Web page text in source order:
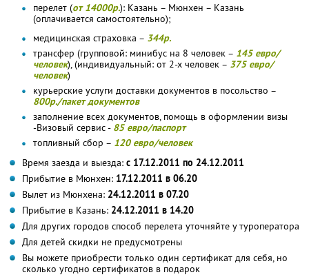
перелет (от 14000р.): Казань – Мюнхен – Казань
(оплачивается самостоятельно);
медицинская страховка – 344р.
трансфер (групповой: минибус на 8 человек – 145 евро/
человек), (индивидуальный: от 2-х человек – 375 евро/
человек)
курьерские услуги доставки документов в посольство –
800р./пакет документов
заполнение всех документов, помощь в оформлении визы
-Визовый сервис - 85 евро/паспорт
топливный сбор – 120 евро/человек
Время заезда и выезда: с 17.12.2011 по 24.12.2011
Прибытие в Мюнхен: 17.12.2011 в 06.20
Вылет из Мюнхена: 24.12.2011 в 07.20
Прибытие в Казань: 24.12.2011 в 14.20
Для других городов способ перелета уточняйте у туроператора
Для детей скидки не предусмотрены
Вы можете приобрести только один сертификат для себя, но
сколько угодно сертификатов в подарок